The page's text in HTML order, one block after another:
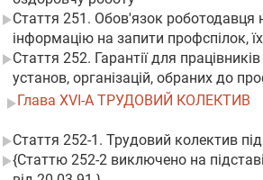
Стаття 251. Обов'язок роботодавця
інформацію на запити профспілок,
Стаття 252. Гарантії для
установ, організацій, обраних до
Глава XVI-А ТРУДОВИЙ КОЛЕКТИВ
Стаття 252-1. Трудовий колектив
{Статтю 252-2 виключено на